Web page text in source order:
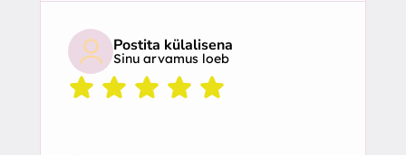
Postita külalisena
Sinu arvamus loeb